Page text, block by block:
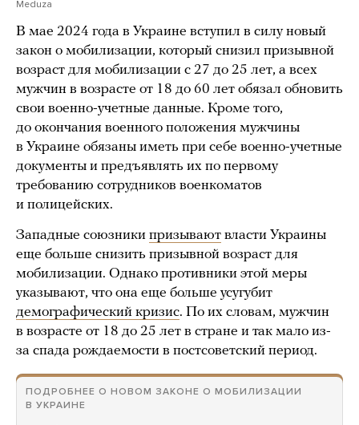
Meduza
В мае 2024 года в Украине вступил в силу новый
закон о мобилизации, который снизил призывной
возраст для мобилизации с 27 до 25 лет, а всех
мужчин в возрасте от 18 до 60 лет обязал обновить
свои военно-учетные данные. Кроме того,
до окончания военного положения мужчины
в Украине обязаны иметь при себе военно-учетные
документы и предъявлять их по первому
требованию сотрудников военкоматов
и полицейских.
Западные союзники призывают власти Украины
еще больше снизить призывной возраст для
мобилизации. Однако противники этой меры
указывают, что она еще больше усугубит
демографический кризис. По их словам, мужчин
в возрасте от 18 до 25 лет в стране и так мало из-
за спада рождаемости в постсоветский период.
ПОДРОБНЕЕ О НОВОМ ЗАКОНЕ О МОБИЛИЗАЦИИ
В УКРАИНЕ